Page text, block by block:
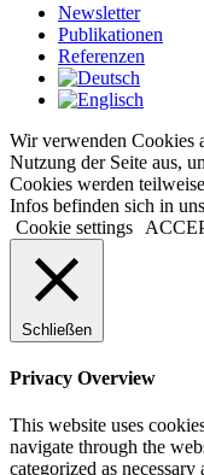
Newsletter
Publikationen
Referenzen
Wir verwenden Cookies
Nutzung der Seite aus,
Cookies werden
Infos befinden sich in
Cookie settings
Schließen
Privacy Overview
This website uses
navigate through the
categorized as